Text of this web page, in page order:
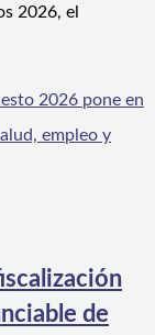
2026, el
2026 pone en
empleo y
de